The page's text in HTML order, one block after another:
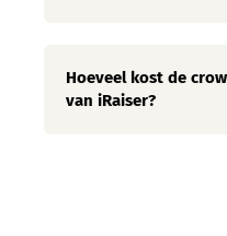
Hoeveel kost de
van iRaiser?